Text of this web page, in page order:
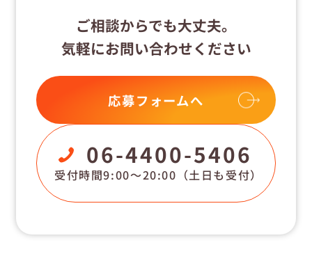
ご相談からでも大丈夫。
気軽にお問い合わせください
応募フォームへ
06-4400-5406
受付時間9:00〜20:00 （土日も受付）